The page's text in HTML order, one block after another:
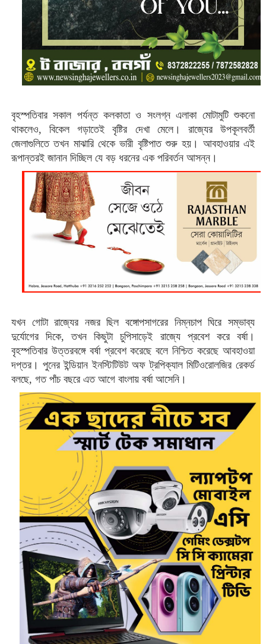
বৃহস্পতিবার সকাল পর্যন্ত কলকাতা ও সংলগ্ন এলাকা মোটামুটি শুকনো
থাকলেও, বিকেল গড়াতেই বৃষ্টির দেখা মেলে। রাজ্যের উপকূলবর্তী
জেলাগুলিতে তখন মাঝারি থেকে ভারী বৃষ্টিপাত শুরু হয়। আবহাওয়ার এই
রূপান্তরই জানান দিচ্ছিল যে বড় ধরনের এক পরিবর্তন আসন্ন।
যখন গোটা রাজ্যের নজর ছিল বঙ্গোপসাগরের নিম্নচাপ ঘিরে সম্ভাব্য
দুর্যোগের দিকে, তখন কিছুটা চুপিসাড়েই রাজ্যে প্রবেশ করে বর্ষা।
বৃহস্পতিবার উত্তরবঙ্গে বর্ষা প্রবেশ করেছে বলে নিশ্চিত করেছে আবহাওয়া
দপ্তর। পুনের ইন্ডিয়ান ইনস্টিটিউট অফ ট্রপিক্যাল মিটিওরোলজির রেকর্ড
বলছে, গত পাঁচ বছরে এত আগে বাংলায় বর্ষা আসেনি।